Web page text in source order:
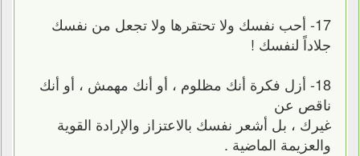
17- أحب نفسك ولا تحتقرها ولا تجعل من نفسك
جلاداً لنفسك !
18- أزل فكرة أنك مظلوم ، أو أنك مهمش ، أو أنك
ناقص عن
غيرك ، بل أشعر نفسك بالاعتزاز والإرادة القوية
والعزيمة الماضية .